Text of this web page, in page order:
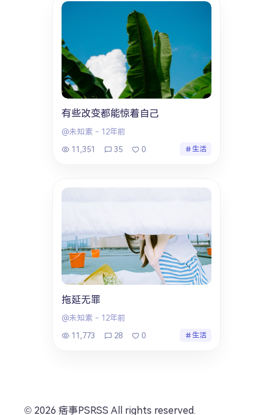
有些改变都能惊着自己
@未知素 - 12年前
11,351
35 0 生活
拖延无罪
@未知素 - 12年前
11,773
28 0 生活
© 2026 痞事PSRSS All rights reserved.